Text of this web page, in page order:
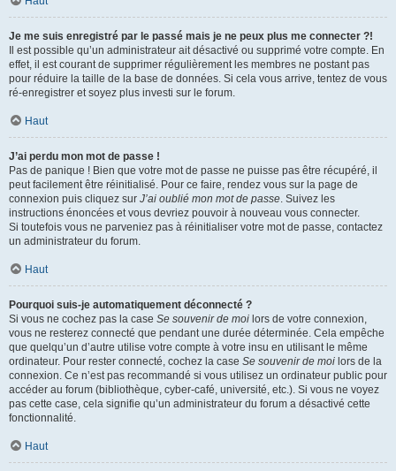
Je me suis enregistré par le passé mais je ne peux plus me connecter ?!
Il est possible qu’un administrateur ait désactivé ou supprimé votre compte. En
effet, il est courant de supprimer régulièrement les membres ne postant pas
pour réduire la taille de la base de données. Si cela vous arrive, tentez de vous
ré-enregistrer et soyez plus investi sur le forum.
Haut
J’ai perdu mon mot de passe !
Pas de panique ! Bien que votre mot de passe ne puisse pas être récupéré, il
peut facilement être réinitialisé. Pour ce faire, rendez vous sur la page de
connexion puis cliquez sur J’ai oublié mon mot de passe. Suivez les
instructions énoncées et vous devriez pouvoir à nouveau vous connecter.
Si toutefois vous ne parveniez pas à réinitialiser votre mot de passe, contactez
un administrateur du forum.
Haut
Pourquoi suis-je automatiquement déconnecté ?
Si vous ne cochez pas la case Se souvenir de moi lors de votre connexion,
vous ne resterez connecté que pendant une durée déterminée. Cela empêche
que quelqu’un d’autre utilise votre compte à votre insu en utilisant le même
ordinateur. Pour rester connecté, cochez la case Se souvenir de moi lors de la
connexion. Ce n’est pas recommandé si vous utilisez un ordinateur public pour
accéder au forum (bibliothèque, cyber-café, université, etc.). Si vous ne voyez
pas cette case, cela signifie qu’un administrateur du forum a désactivé cette
fonctionnalité.
Haut